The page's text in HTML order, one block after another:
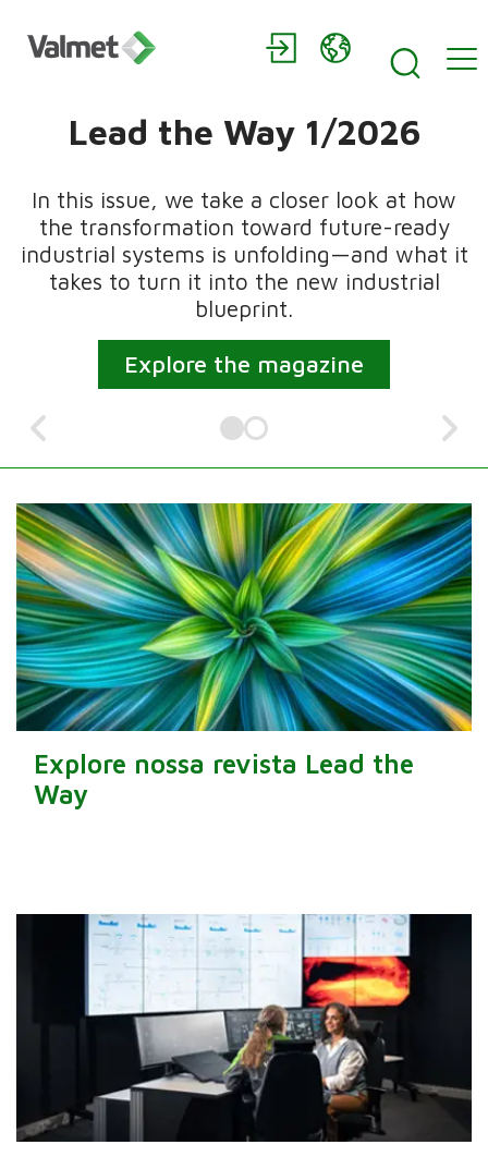
HomeLead the Way 1/2026
In this issue, we take a closer look at how
the transformation toward future-ready
industrial systems is unfolding—and what it
takes to turn it into the new industrial
blueprint.
Explore the magazine
Explore nossa revista Lead the
Way